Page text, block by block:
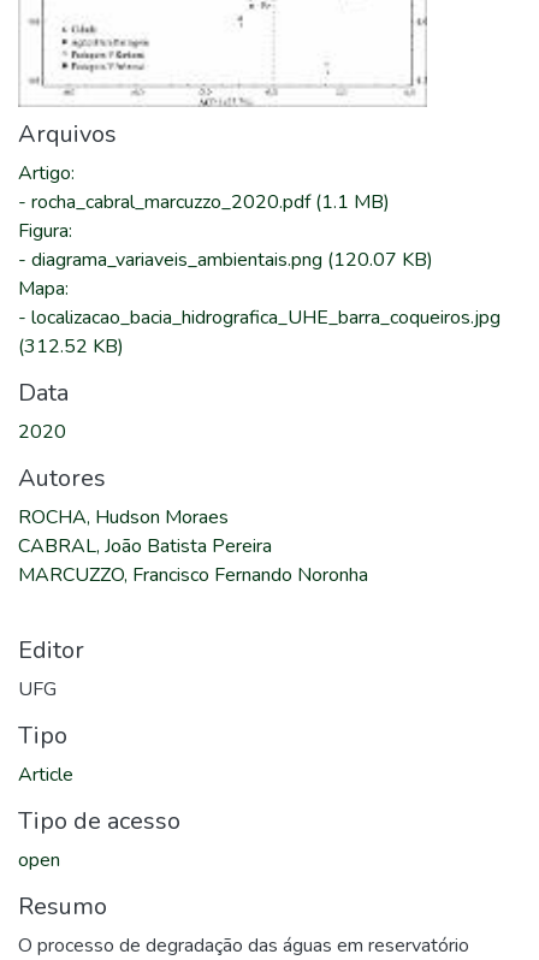
Arquivos
Artigo:
- rocha_cabral_marcuzzo_2020.pdf(1.1 MB)
Figura:
- diagrama_variaveis_ambientais.png (120.07 KB)
Mapa:
- localizacao_bacia_hidrografica_UHE_barra_coqueiros.jpg
(312.52 KB)
Data
2020
Autores
ROCHA, Hudson Moraes
CABRAL, João Batista Pereira
MARCUZZO, Francisco Fernando Noronha
Editor
UFG
Tipo
Article
Tipo de acesso
open
Resumo
O processo de degradação das águas em reservatório